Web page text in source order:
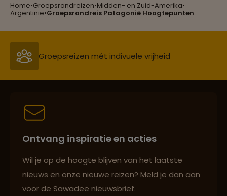
Home•Groepsrondreizen•Midden- en Zuid-Amerika•
Argentinië•Groepsrondreis Patagonië Hoogtepunten
Reizen met oog voor mens, cultuur en milieu
Groepsreizen mét indivuele vrijheid
Persoonlijk en deskundig reisadvies
Ontvang inspiratie en acties
Wil je op de hoogte blijven van het laatste
nieuws en onze nieuwe reizen? Meld je dan aan
voor de Sawadee nieuwsbrief.